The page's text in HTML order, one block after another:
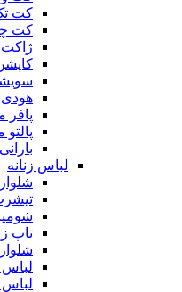
کت
کت
ژاکت
هودی
پافر
پالتو
لباس زنانه
تاپ
لباس
لباس